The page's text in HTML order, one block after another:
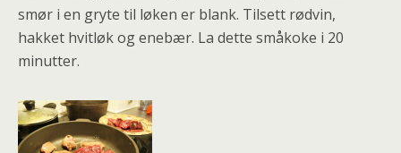
smør i en gryte til løken er blank. Tilsett rødvin,
hakket hvitløk og enebær. La dette småkoke i 20
minutter.